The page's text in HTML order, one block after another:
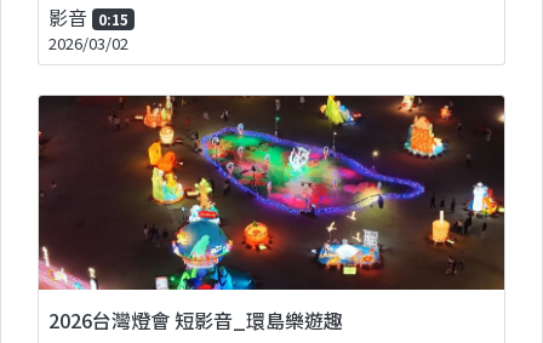
影音 0:15
2026/03/02
2026台灣燈會 短影音_環島樂遊趣